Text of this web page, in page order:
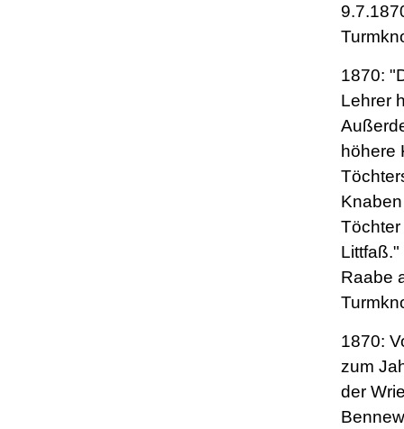
1870:
Lehrer
höhere
Raabe
1870:
zum
der